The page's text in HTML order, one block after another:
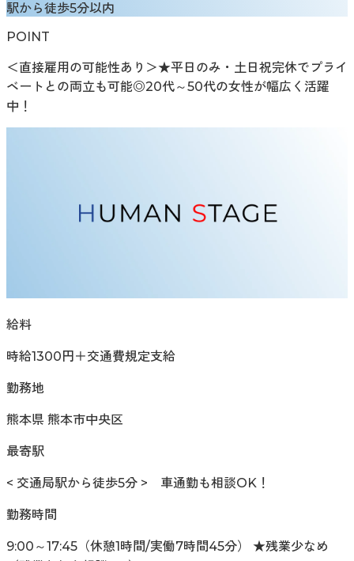
駅から徒歩5分以内
POINT
＜直接雇用の可能性あり＞★平日のみ・土日祝完休でプライ
ベートとの両立も可能◎20代～50代の女性が幅広く活躍
中！
給料
時給1300円＋交通費規定支給
勤務地
熊本県 熊本市中央区
最寄駅
< 交通局駅から徒歩5分 > 車通勤も相談OK！
勤務時間
9:00～17:45（休憩1時間/実働7時間45分） ★残業少なめ